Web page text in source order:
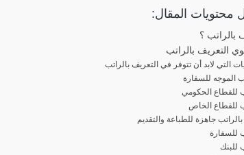
محتويات المقال:
بالراتب ؟
التعريف بالراتب
التي لابد أن تتوفر في التعريف بالراتب
الموجه للسفارة
للقطاع الحكومي
للقطاع الخاص
جاهزة للطباعة والتقديم
للسفارة
للبنك